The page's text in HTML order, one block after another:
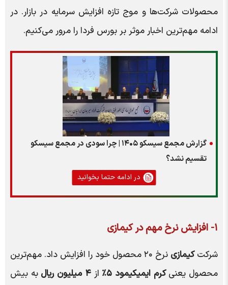
محصولات شرکت‌ها و موج تازه افزایش سرمایه در بازار. در
ادامه مهم‌ترین اخبار موثر بر بورس فردا را مرور می‌کنیم.
گزارش مجمع سیسکو ۱۴۰۵ | چرا سودی در مجمع سیسکو
تقسیم نشد؟
در ادامه حتما بخوانید
۱- افزایش نرخ مهم در کیمازی
شرکتکیمازی
نرخ ۲۰ محصول خود را افزایش داد. مهم‌ترین
محصول یعنیکرم ایمیکیمود ۵٪ از۴ میلیون ریال
به بیش